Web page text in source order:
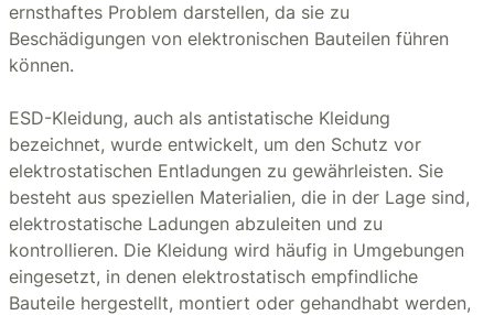
ernsthaftes Problem darstellen, da sie zu
Beschädigungen von elektronischen Bauteilen führen
können.
ESD-Kleidung, auch als antistatische Kleidung
bezeichnet, wurde entwickelt, um den Schutz vor
elektrostatischen Entladungen zu gewährleisten. Sie
besteht aus speziellen Materialien, die in der Lage sind,
elektrostatische Ladungen abzuleiten und zu
kontrollieren. Die Kleidung wird häufig in Umgebungen
eingesetzt, in denen elektrostatisch empfindliche
Bauteile hergestellt, montiert oder gehandhabt werden,